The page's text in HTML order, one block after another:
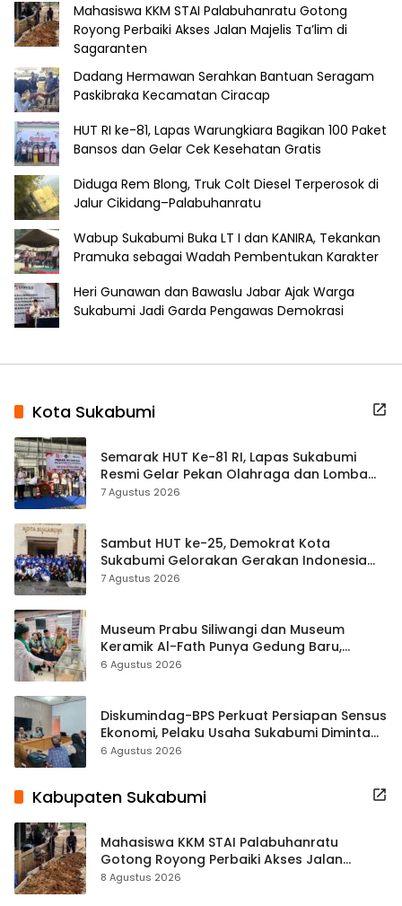
Mahasiswa KKM STAI Palabuhanratu Gotong
Royong Perbaiki Akses Jalan Majelis Ta’lim di
Sagaranten
Dadang Hermawan Serahkan Bantuan Seragam
Paskibraka Kecamatan Ciracap
HUT RI ke-81, Lapas Warungkiara Bagikan 100 Paket
Bansos dan Gelar Cek Kesehatan Gratis
Diduga Rem Blong, Truk Colt Diesel Terperosok di
Jalur Cikidang–Palabuhanratu
Wabup Sukabumi Buka LT I dan KANIRA, Tekankan
Pramuka sebagai Wadah Pembentukan Karakter
Heri Gunawan dan Bawaslu Jabar Ajak Warga
Sukabumi Jadi Garda Pengawas Demokrasi
Kota Sukabumi
Semarak HUT Ke-81 RI, Lapas Sukabumi
Resmi Gelar Pekan Olahraga dan Lomba
Tradisional
7 Agustus 2026
Sambut HUT ke-25, Demokrat Kota
Sukabumi Gelorakan Gerakan Indonesia
ASRI Lewat Aksi Bersih Masjid Agung
7 Agustus 2026
Museum Prabu Siliwangi dan Museum
Keramik Al-Fath Punya Gedung Baru,
Hampir 500 Koleksi Dipisahkan
6 Agustus 2026
Diskumindag-BPS Perkuat Persiapan Sensus
Ekonomi, Pelaku Usaha Sukabumi Diminta
Terbuka Beri Data
6 Agustus 2026
Kabupaten Sukabumi
Mahasiswa KKM STAI Palabuhanratu
Gotong Royong Perbaiki Akses Jalan
Majelis Ta’lim di Sagaranten
8 Agustus 2026